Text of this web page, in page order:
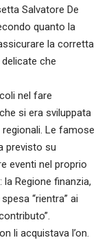
Salvatore De
quanto la
la corretta
che
nel fare
si era sviluppata
Le famose
previsto su
eventi nel proprio
Regione finanzia,
“rientra” ai
li acquistava l’on.